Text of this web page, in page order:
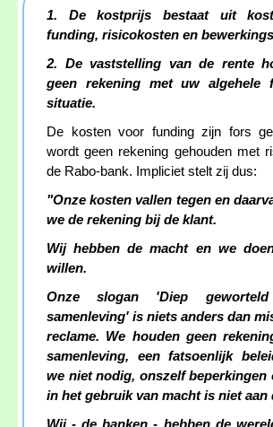
1. De kostprijs bestaat uit
funding, risicokosten en
2. De vaststelling van de rente
geen rekening met uw algehele
situatie.
De kosten voor funding zijn fors
wordt geen rekening gehouden met
de Rabo-bank. Impliciet stelt zij dus:
"Onze kosten vallen tegen en
we de rekening bij de klant.
Wij hebben de macht en we
willen.
Onze slogan 'Diep
samenleving' is niets anders dan
reclame. We houden geen
samenleving, een fatsoenlijk
we niet nodig, onszelf beperkingen
in het gebruik van macht is niet aan